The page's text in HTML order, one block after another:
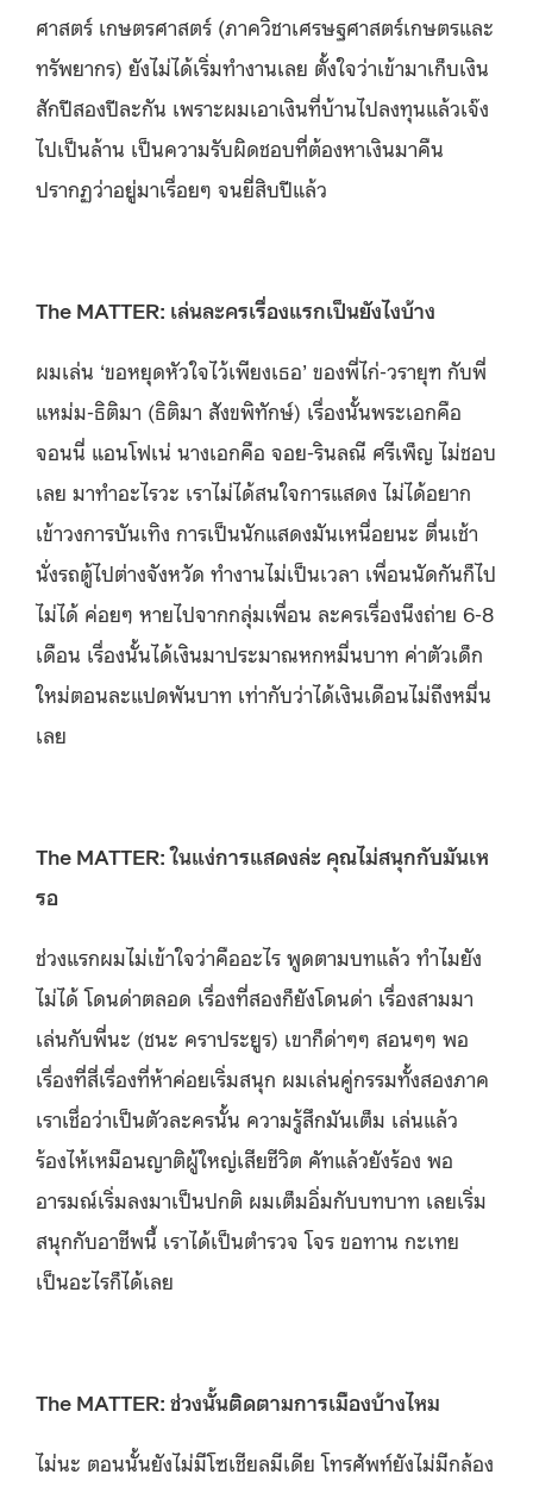
ศาสตร์ เกษตรศาสตร์ (ภาควิชาเศรษฐศาสตร์เกษตรและ
ทรัพยากร) ยังไม่ได้เริ่มทำงานเลย ตั้งใจว่าเข้ามาเก็บเงิน
สักปีสองปีละกัน เพราะผมเอาเงินที่บ้านไปลงทุนแล้วเจ๊ง
ไปเป็นล้าน เป็นความรับผิดชอบที่ต้องหาเงินมาคืน
ปรากฏว่าอยู่มาเรื่อยๆ จนยี่สิบปีแล้ว
The MATTER: เล่นละครเรื่องแรกเป็นยังไงบ้าง
ผมเล่น ‘ขอหยุดหัวใจไว้เพียงเธอ’ ของพี่ไก่-วรายุฑ กับพี่
แหม่ม-ธิติมา (ธิติมา สังขพิทักษ์) เรื่องนั้นพระเอกคือ
จอนนี่ แอนโฟเน่ นางเอกคือ จอย-รินลณี ศรีเพ็ญ ไม่ชอบ
เลย มาทำอะไรวะ เราไม่ได้สนใจการแสดง ไม่ได้อยาก
เข้าวงการบันเทิง การเป็นนักแสดงมันเหนื่อยนะ ตื่นเช้า
นั่งรถตู้ไปต่างจังหวัด ทำงานไม่เป็นเวลา เพื่อนนัดกันก็ไป
ไม่ได้ ค่อยๆ หายไปจากกลุ่มเพื่อน ละครเรื่องนึงถ่าย 6-8
เดือน เรื่องนั้นได้เงินมาประมาณหกหมื่นบาท ค่าตัวเด็ก
ใหม่ตอนละแปดพันบาท เท่ากับว่าได้เงินเดือนไม่ถึงหมื่น
เลย
The MATTER: ในแง่การแสดงล่ะ คุณไม่สนุกกับมันเห
รอ
ช่วงแรกผมไม่เข้าใจว่าคืออะไร พูดตามบทแล้ว ทำไมยัง
ไม่ได้ โดนด่าตลอด เรื่องที่สองก็ยังโดนด่า เรื่องสามมา
เล่นกับพี่นะ (ชนะ คราประยูร) เขาก็ด่าๆๆ สอนๆๆ พอ
เรื่องที่สี่เรื่องที่ห้าค่อยเริ่มสนุก ผมเล่นคู่กรรมทั้งสองภาค
เราเชื่อว่าเป็นตัวละครนั้น ความรู้สึกมันเต็ม เล่นแล้ว
ร้องไห้เหมือนญาติผู้ใหญ่เสียชีวิต คัทแล้วยังร้อง พอ
อารมณ์เริ่มลงมาเป็นปกติ ผมเต็มอิ่มกับบทบาท เลยเริ่ม
สนุกกับอาชีพนี้ เราได้เป็นตำรวจ โจร ขอทาน กะเทย
เป็นอะไรก็ได้เลย
The MATTER: ช่วงนั้นติดตามการเมืองบ้างไหม
ไม่นะ ตอนนั้นยังไม่มีโซเชียลมีเดีย โทรศัพท์ยังไม่มีกล้อง